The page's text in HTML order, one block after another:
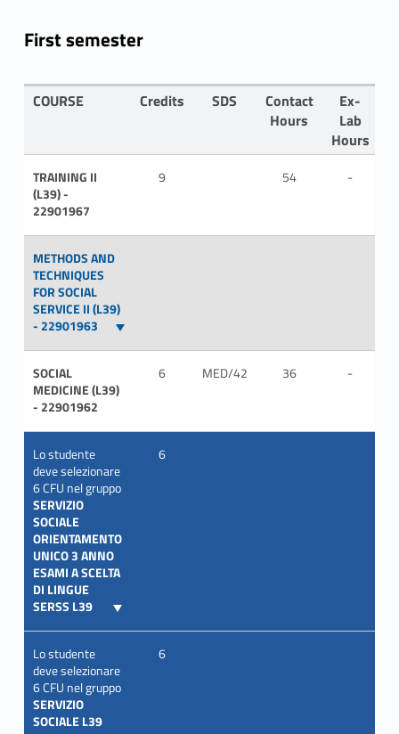
First semester
COURSE Credits SDS
Contact
Hours
Ex-
Lab
Hours
TRAINING II
(L39) -
22901967
9 54 -
METHODS AND
TECHNIQUES
FOR SOCIAL
SERVICE II (L39)
- 22901963
SOCIAL
MEDICINE (L39)
- 22901962
6 MED/42 36 -
Lo studente
deve selezionare
6 CFU nel gruppo
SERVIZIO
SOCIALE
ORIENTAMENTO
UNICO 3 ANNO
ESAMI A SCELTA
DI LINGUE
SERSS L39
6
Lo studente
deve selezionare
6 CFU nel gruppo
SERVIZIO
SOCIALE L39
6